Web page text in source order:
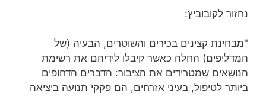
נחזור לקובוביץ:
"מבחינת קצינים בכירים והשוטרים, הבעיה (של
המדליפים) החלה כאשר קיבלו לידיהם את רשימת
הנושאים שמטרידים את הציבור: הדברים הדחופים
ביותר לטיפול, בעיני אזרחים, הם פקקי תנועה ביציאה